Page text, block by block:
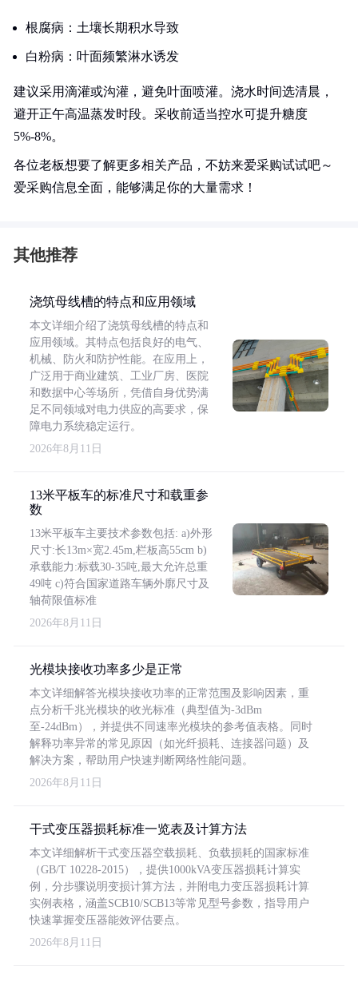
根腐病：土壤长期积水导致
白粉病：叶面频繁淋水诱发
建议采用滴灌或沟灌，避免叶面喷灌。浇水时间选清晨，
避开正午高温蒸发时段。采收前适当控水可提升糖度
5%-8%。
各位老板想要了解更多相关产品，不妨来爱采购试试吧～
爱采购信息全面，能够满足你的大量需求！
其他推荐
浇筑母线槽的特点和应用领域
本文详细介绍了浇筑母线槽的特点和
应用领域。其特点包括良好的电气、
机械、防火和防护性能。在应用上，
广泛用于商业建筑、工业厂房、医院
和数据中心等场所，凭借自身优势满
足不同领域对电力供应的高要求，保
障电力系统稳定运行。
2026年8月11日
13米平板车的标准尺寸和载重参
数
13米平板车主要技术参数包括: a)外形
尺寸:长13m×宽2.45m,栏板高55cm b)
承载能力:标载30-35吨,最大允许总重
49吨 c)符合国家道路车辆外廓尺寸及
轴荷限值标准
2026年8月11日
光模块接收功率多少是正常
本文详细解答光模块接收功率的正常范围及影响因素，重
点分析千兆光模块的收光标准（典型值为-3dBm
至-24dBm），并提供不同速率光模块的参考值表格。同时
解释功率异常的常见原因（如光纤损耗、连接器问题）及
解决方案，帮助用户快速判断网络性能问题。
2026年8月11日
干式变压器损耗标准一览表及计算方法
本文详细解析干式变压器空载损耗、负载损耗的国家标准
（GB/T 10228-2015），提供1000kVA变压器损耗计算实
例，分步骤说明变损计算方法，并附电力变压器损耗计算
实例表格，涵盖SCB10/SCB13等常见型号参数，指导用户
快速掌握变压器能效评估要点。
2026年8月11日